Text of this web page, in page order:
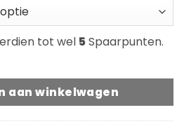
tot wel 5Spaarpunten.
Hollow Small 10-14mm
aan winkelwagen